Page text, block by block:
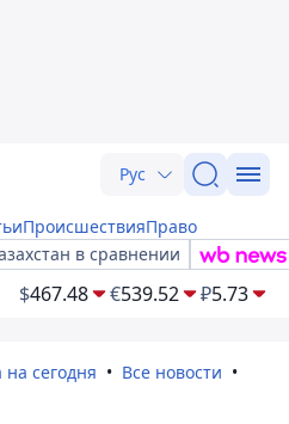
Рус
ПроисшествияПраво
в сравнении
$467.48 €539.52 ₽5.73
сегодня
Все новости